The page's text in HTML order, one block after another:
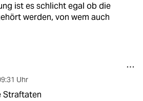
ist es schlicht egal ob die
werden, von wem auch
Uhr
Straftaten